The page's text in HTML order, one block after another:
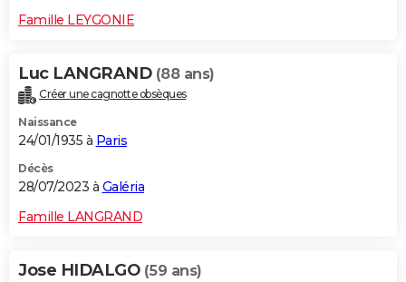
Famille LEYGONIE
Luc LANGRAND (88 ans)
Créer une cagnotte obsèques
Naissance
24/01/1935 à Paris
Décès
28/07/2023 à Galéria
Famille LANGRAND
Jose HIDALGO (59 ans)